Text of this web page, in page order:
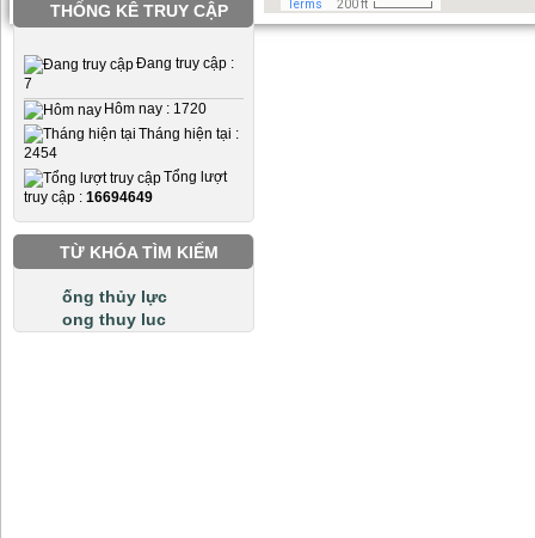
THỐNG KÊ TRUY CẬP
Đang truy cập :
7
Hôm nay : 1720
Tháng hiện tại :
2454
Tổng lượt
truy cập : 16694649
TỪ KHÓA TÌM KIẾM
ống thủy lực
ong thuy luc